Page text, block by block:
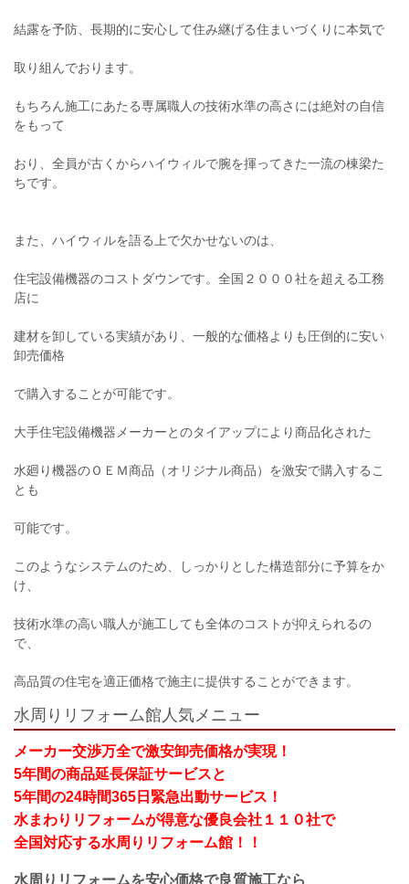
結露を予防、長期的に安心して住み継げる住まいづくりに本気で
取り組んでおります。
もちろん施工にあたる専属職人の技術水準の高さには絶対の自信
をもって
おり、全員が古くからハイウィルで腕を揮ってきた一流の棟梁た
ちです。
また、ハイウィルを語る上で欠かせないのは、
住宅設備機器のコストダウンです。全国２０００社を超える工務
店に
建材を卸している実績があり、一般的な価格よりも圧倒的に安い
卸売価格
で購入することが可能です。
大手住宅設備機器メーカーとのタイアップにより商品化された
水廻り機器のＯＥＭ商品（オリジナル商品）を激安で購入するこ
とも
可能です。
このようなシステムのため、しっかりとした構造部分に予算をか
け、
技術水準の高い職人が施工しても全体のコストが抑えられるの
で、
高品質の住宅を適正価格で施主に提供することができます。
水周りリフォーム館人気メニュー
メーカー交渉万全で激安卸売価格が実現！
5年間の商品延長保証サービスと
5年間の24時間365日緊急出動サービス！
水まわりリフォームが得意な優良会社１１０社で
全国対応する水周りリフォーム館！！
水周りリフォームを安心価格で良質施工なら